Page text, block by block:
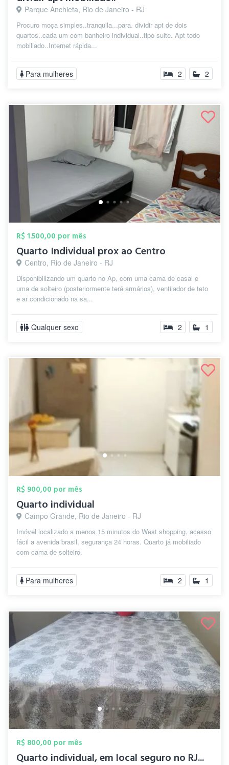
Parque Anchieta, Rio de Janeiro - RJ
Procuro moça simples..tranquila...para. dividir apt de dois
quartos..cada um com banheiro individual..tipo suite. Apt todo
mobiliado..Internet rápida...
Para mulheres 2 2
R$ 1.500,00 por mês
Quarto Individual prox ao Centro
Centro, Rio de Janeiro - RJ
Disponibilizando um quarto no Ap, com uma cama de casal e
uma de solteiro (posteriormente terá armários), ventilador de teto
e ar condicionado na sa...
Qualquer sexo 2 1
R$ 900,00 por mês
Quarto individual
Campo Grande, Rio de Janeiro - RJ
Imóvel localizado a menos 15 minutos do West shopping, acesso
fácil a avenida brasil, segurança 24 horas. Quarto já mobiliado
com cama de solteiro.
Para mulheres 2 1
R$ 800,00 por mês
Quarto individual, em local seguro no RJ...